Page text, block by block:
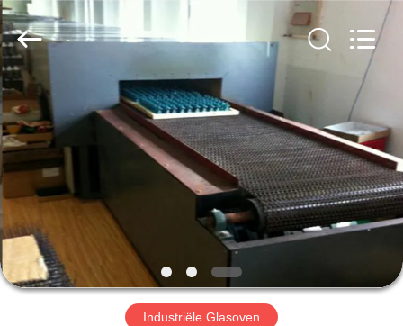
HUIS
PRODUCTEN
VIDEO'S
OVER
ONS
Sunny
Furnace
Co.,
Ltd.
All
Rights
Reserved.
Industriële Glasoven